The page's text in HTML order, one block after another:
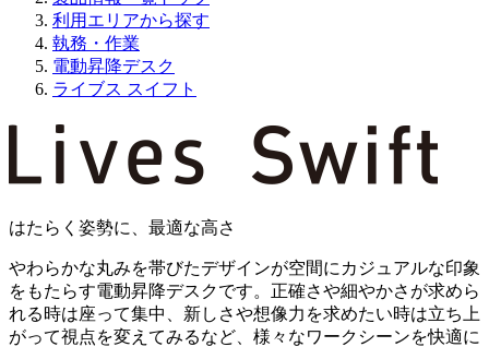
利用エリアから探す
執務・作業
電動昇降デスク
ライブス スイフト
はたらく姿勢に、最適な高さ
やわらかな丸みを帯びたデザインが空間にカジュアルな印象
をもたらす電動昇降デスクです。正確さや細やかさが求めら
れる時は座って集中、新しさや想像力を求めたい時は立ち上
がって視点を変えてみるなど、様々なワークシーンを快適に